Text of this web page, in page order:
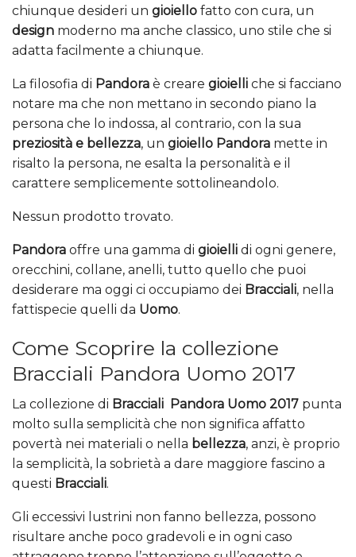
chiunque desideri un gioiello fatto con cura, un
design moderno ma anche classico, uno stile che si
adatta facilmente a chiunque.
La filosofia di Pandora è creare gioielli che si facciano
notare ma che non mettano in secondo piano la
persona che lo indossa, al contrario, con la sua
preziosità e bellezza, un gioiello Pandora mette in
risalto la persona, ne esalta la personalità e il
carattere semplicemente sottolineandolo.
Nessun prodotto trovato.
Pandora offre una gamma di gioielli di ogni genere,
orecchini, collane, anelli, tutto quello che puoi
desiderare ma oggi ci occupiamo dei Bracciali, nella
fattispecie quelli da Uomo.
Come Scoprire la collezione
Bracciali Pandora Uomo 2017
La collezione di Bracciali Pandora Uomo 2017 punta
molto sulla semplicità che non significa affatto
povertà nei materiali o nella bellezza, anzi, è proprio
la semplicità, la sobrietà a dare maggiore fascino a
questi Bracciali.
Gli eccessivi lustrini non fanno bellezza, possono
risultare anche poco gradevoli e in ogni caso